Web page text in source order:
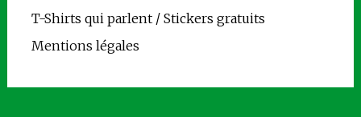
T-Shirts qui parlent / Stickers gratuits
Mentions légales